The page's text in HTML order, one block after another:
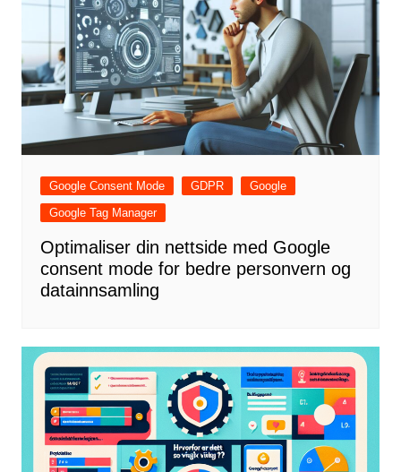
Google Consent Mode GDPR
Google
Google Tag Manager
Optimaliser din nettside med Google
consent mode for bedre personvern og
datainnsamling